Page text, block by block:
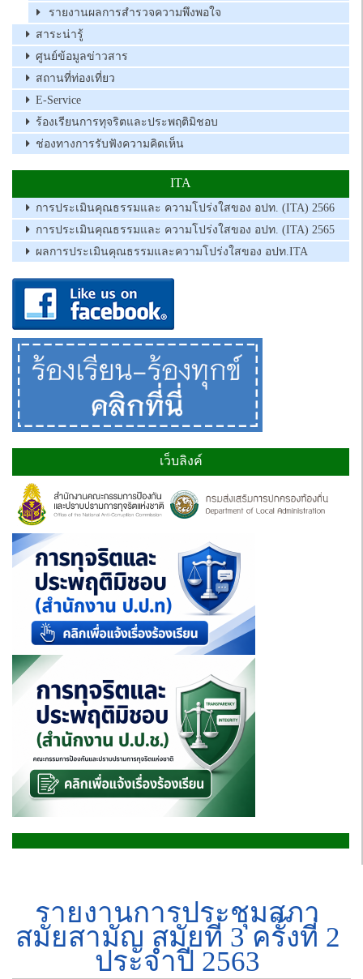
รายงานผลการสำรวจความพึงพอใจ
สาระน่ารู้
ศูนย์ข้อมูลข่าวสาร
สถานที่ท่องเที่ยว
E-Service
ร้องเรียนการทุจริตและประพฤติมิชอบ
ช่องทางการรับฟังความคิดเห็น
ITA
การประเมินคุณธรรมและ ความโปร่งใสของ อปท. (ITA) 2566
การประเมินคุณธรรมและ ความโปร่งใสของ อปท. (ITA) 2565
ผลการประเมินคุณธรรมและความโปร่งใสของ อปท.ITA
เว็บลิงค์
รายงานการประชุมสภา
สมัยสามัญ สมัยที่ 3 ครั้งที่ 2
ประจำปี 2563